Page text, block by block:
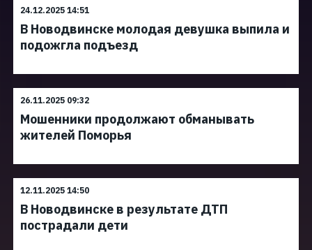
24.12.2025 14:51
В Новодвинске молодая девушка выпила и
подожгла подъезд
26.11.2025 09:32
Мошенники продолжают обманывать
жителей Поморья
12.11.2025 14:50
В Новодвинске в результате ДТП
пострадали дети